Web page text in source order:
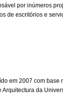
por inúmeros
de escritórios e
em 2007 com base
da